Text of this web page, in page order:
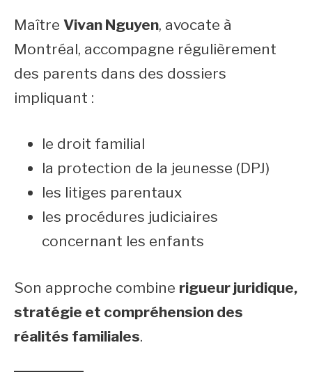
Maître Vivan Nguyen, avocate à
Montréal, accompagne régulièrement
des parents dans des dossiers
impliquant :
le droit familial
la protection de la jeunesse (DPJ)
les litiges parentaux
les procédures judiciaires
concernant les enfants
Son approche combine rigueur juridique,
stratégie et compréhension des
réalités familiales.